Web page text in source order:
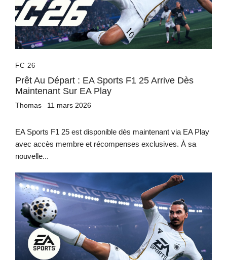
FC 26
Prêt Au Départ : EA Sports F1 25 Arrive Dès
Maintenant Sur EA Play
Thomas 11 mars 2026
EA Sports F1 25 est disponible dès maintenant via EA Play
avec accès membre et récompenses exclusives. À sa
nouvelle...